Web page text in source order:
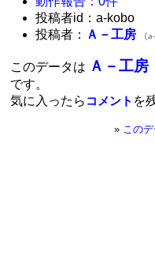
投稿者id：a-kobo
投稿者：
Ａ－工房 （
このデータは Ａ－工房
です。
気に入ったら コメント を
» この